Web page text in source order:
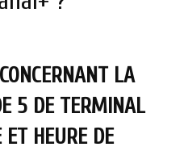
LA
5 DE TERMINAL
HEURE DE